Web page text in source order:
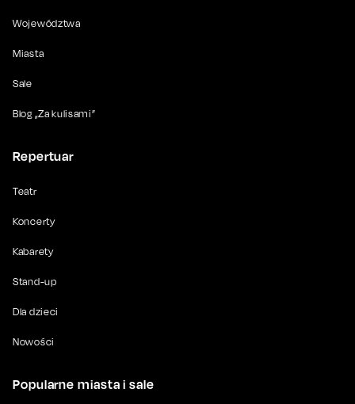
Województwa
Miasta
Sale
Blog „Za kulisami”
Repertuar
Teatr
Koncerty
Kabarety
Stand-up
Dla dzieci
Nowości
Popularne miasta i sale